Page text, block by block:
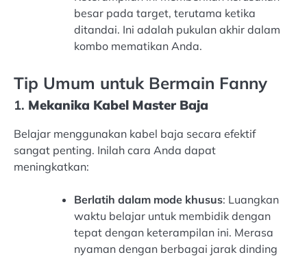
besar pada target, terutama ketika
ditandai. Ini adalah pukulan akhir dalam
kombo mematikan Anda.
Tip Umum untuk Bermain Fanny
1. Mekanika Kabel Master Baja
Belajar menggunakan kabel baja secara efektif
sangat penting. Inilah cara Anda dapat
meningkatkan:
Berlatih dalam mode khusus: Luangkan
waktu belajar untuk membidik dengan
tepat dengan keterampilan ini. Merasa
nyaman dengan berbagai jarak dinding